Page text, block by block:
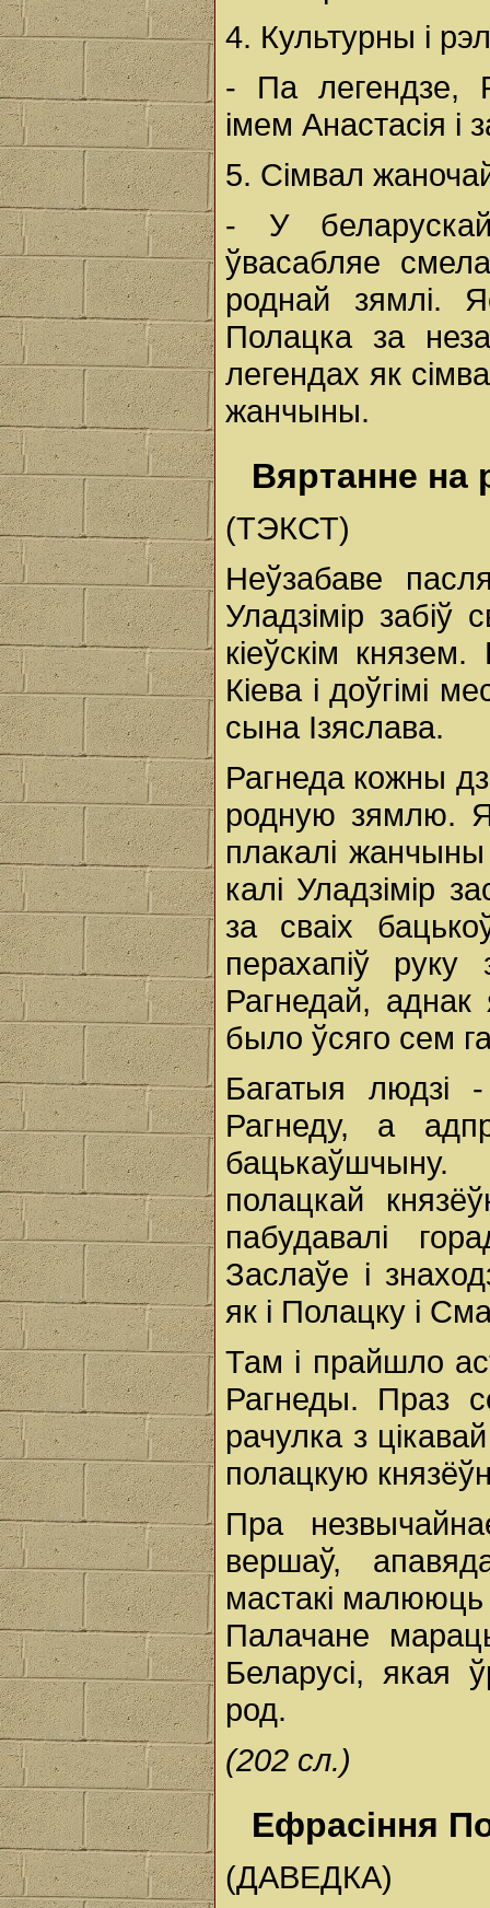
4. Культурны і
- Па легендзе,
імем Анастасія
5. Сімвал
- У
ўвасабляе
роднай зямлі.
Полацка за
легендах як
жанчыны.
Вяртанне на
(ТЭКСТ)
Неўзабаве
Уладзімір забіў
кіеўскім
Кіева і доўгімі
сына Ізяслава.
Рагнеда кожны
родную зямлю.
плакалі жанчыны
калі Уладзімір
за сваіх
перахапіў
Рагнедай, аднак
было ўсяго сем
Багатыя людзі
Рагнеду, а
полацкай
пабудавалі
Заслаўе і
як і Полацку і
Там і прайшло
Рагнеды. Праз
рачулка з
полацкую
Пра
вершаў,
мастакі малююць
Палачане
Беларусі, якая
род.
(202 сл.)
Ефрасіння
(ДАВЕДКА)